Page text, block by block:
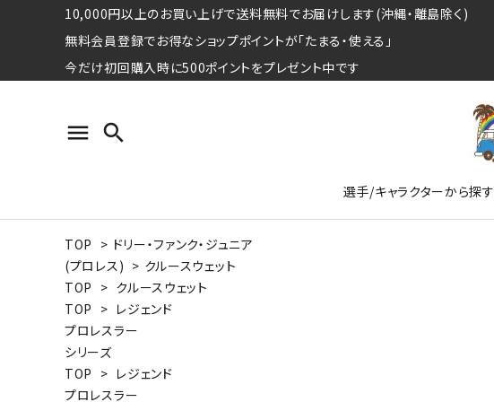
10,000円以上のお買い上げで送料無料でお届けします(沖縄・離島除く)
無料会員登録でお得なショップポイントが「たまる・使える」
今だけ初回購入時に500ポイントをプレゼント中です
menu search
選手/キャラクターから探す
プロ野球選手コレクション
日本プロサッカー選手会シリーズ
水泳競技選手コレクション
Tシャツ
パーカー
期間限定販売アイテム
特集ページ
ウォーレン･クロマティ
特集ページ
競走馬コレクション
TOP > ドリー・ファンク・ジュニア
(プロレス) > クルースウェット
TOP > クルースウェット
TOP > レジェンド
プロレスラー
シリーズ
TOP > レジェンド
プロレスラー